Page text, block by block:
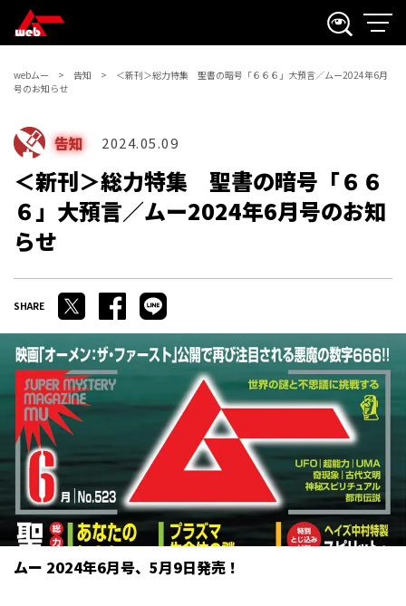
webムー 告知
＜新刊＞総力特集 聖書の暗号「６６６」大預言／ムー2024年6月
号のお知らせ
告知 2024.05.09
＜新刊＞総力特集 聖書の暗号「６６
６」大預言／ムー2024年6月号のお知
らせ
ムー 2024年6月号、5月9日発売！